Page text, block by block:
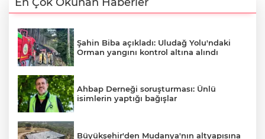
Şahin Biba açıkladı: Uludağ Yolu'ndaki
Orman yangını kontrol altına alındı
Ahbap Derneği soruşturması: Ünlü
isimlerin yaptığı bağışlar
Büyükşehir'den Mudanya'nın altyapısına